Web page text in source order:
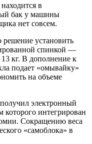
в
бак у машины
нет совсем.
установить
спинкой —
кг. В дополнение к
подает «омывайку»
на объеме
электронный
которого интегрирован
Сокращению веса
«самоблока» в